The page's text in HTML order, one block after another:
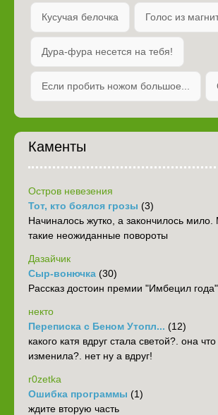
Кусучая белочка Голос из
Дура-фура несется на тебя!
Если пробить ножом большое...
Каменты
Остров невезения
Тот, кто боялся грозы (3)
Начиналось жутко, а закончилось мило.
такие неожиданные повороты
Дазайчик
Сыр-вонючка (30)
Рассказ достоин премии "Имбецил года"
некто
Переписка с Беном Утопл... (12)
какого катя вдруг стала светой?. она
изменила?. нет ну а вдруг!
r0zetka
Ошибка программы (1)
ждите вторую часть